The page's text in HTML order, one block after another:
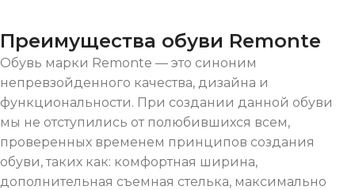
Преимущества обуви Remonte
Обувь марки Remonte — это синоним
непревзойденного качества, дизайна и
функциональности. При создании данной обуви
мы не отступились от полюбившихся всем,
проверенных временем принципов создания
обуви, таких как: комфортная ширина,
дополнительная съемная стелька, максимально